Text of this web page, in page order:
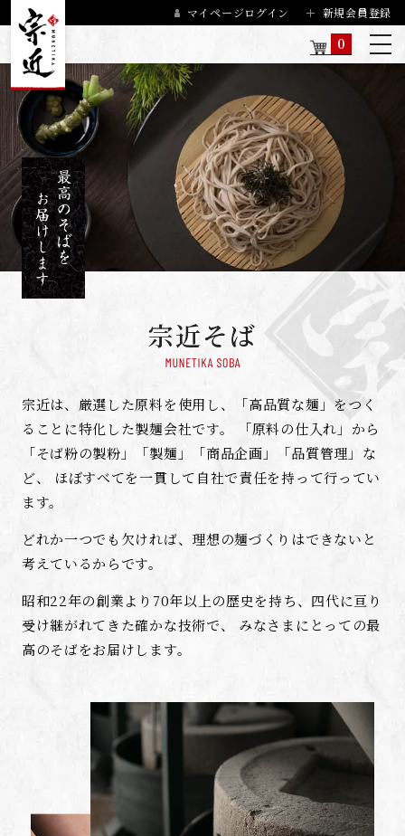
マイページログイン 新規会員登録
0
宗近そば
宗近は、厳選した原料を使用し、「高品質な麺」をつく
ることに特化した製麺会社です。
「原料の仕入れ」から
「そば粉の製粉」「製麺」「商品企画」「品質管理」な
ど、
ほぼすべてを一貫して自社で責任を持って行ってい
ます。
どれか一つでも欠ければ、理想の麺づくりはできないと
考えているからです。
昭和22年の創業より70年以上の歴史を持ち、四代に亘り
受け継がれてきた確かな技術で、
みなさまにとっての最
高のそばをお届けします。